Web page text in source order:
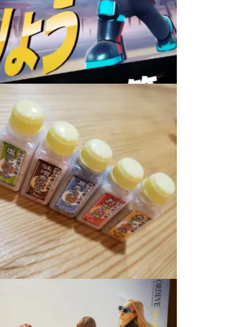
RYOのオススメアイテム
料理男子⑬